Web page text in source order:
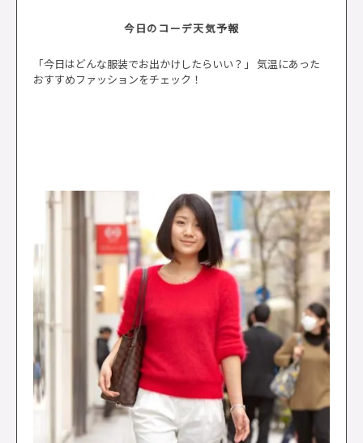
今日のコーデ天気予報
「今日はどんな服装でお出かけしたらいい？」 気温にあった
おすすめファッションをチェック！